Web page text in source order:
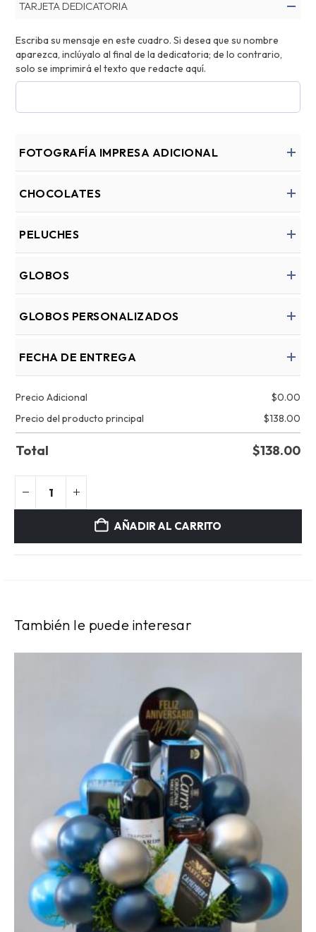
TARJETA DEDICATORIA
Escriba su mensaje en este cuadro. Si desea que su nombre
aparezca, inclúyalo al final de la dedicatoria; de lo contrario,
solo se imprimirá el texto que redacte aquí.
FOTOGRAFÍA IMPRESA ADICIONAL
CHOCOLATES
PELUCHES
GLOBOS
GLOBOS PERSONALIZADOS
FECHA DE ENTREGA
Precio Adicional $0.00
Precio del producto principal
$138.00
Total $138.00
AÑADIR AL CARRITO
También le puede interesar